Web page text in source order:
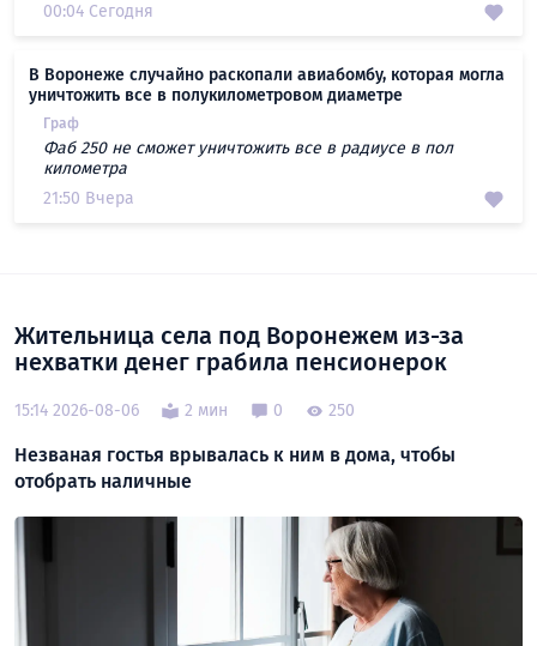
00:04 Сегодня
В Воронеже случайно раскопали авиабомбу, которая могла
уничтожить все в полукилометровом диаметре
Граф
Фаб 250 не сможет уничтожить все в радиусе в пол
километра
21:50 Вчера
Жительница села под Воронежем из-за
нехватки денег грабила пенсионерок
15:14 2026-08-06 2 мин 0 250
Незваная гостья врывалась к ним в дома, чтобы
отобрать наличные